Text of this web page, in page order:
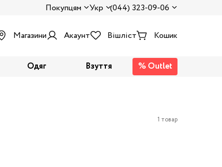
Покупцям Укр (044) 323-09-06
Магазини Акаунт Вішліст Кошик
Одяг Взуття
% Outlet
1 товар